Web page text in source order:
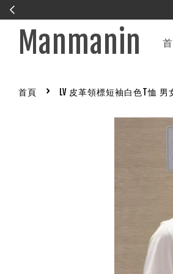
Manmanin
首頁 › LV 皮革領標短袖白色T恤 男